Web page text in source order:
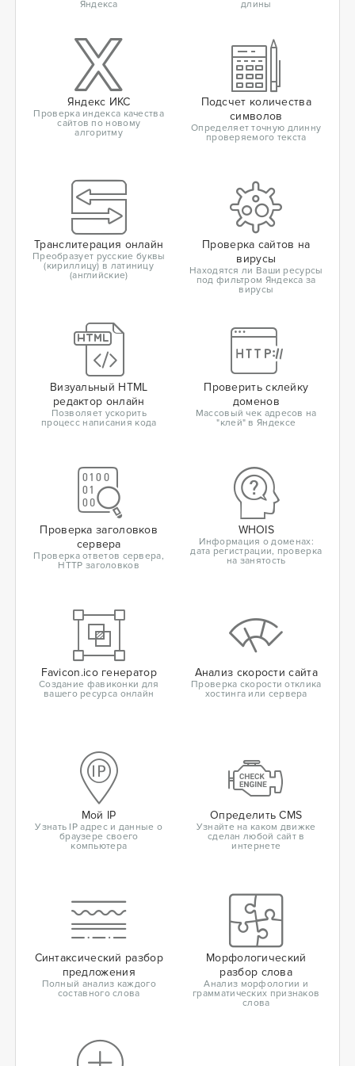
Яндекса
длины
Яндекс ИКС
Проверка индекса качества
сайтов по новому
алгоритму
Подсчет количества
символов
Определяет точную длинну
проверяемого текста
Транслитерация онлайн
Преобразует русские буквы
(кириллицу) в латиницу
(английские)
Проверка сайтов на
вирусы
Находятся ли Ваши ресурсы
под фильтром Яндекса за
вирусы
Визуальный HTML
редактор онлайн
Позволяет ускорить
процесс написания кода
Проверить склейку
доменов
Массовый чек адресов на
"клей" в Яндексе
Проверка заголовков
сервера
Проверка ответов сервера,
HTTP заголовков
WHOIS
Информация о доменах:
дата регистрации, проверка
на занятость
Favicon.ico генератор
Создание фавиконки для
вашего ресурса онлайн
Анализ скорости сайта
Проверка скорости отклика
хостинга или сервера
Мой IP
Узнать IP адрес и данные о
браузере своего
компьютера
Определить CMS
Узнайте на каком движке
сделан любой сайт в
интернете
Синтаксический разбор
предложения
Полный анализ каждого
составного слова
Морфологический
разбор слова
Анализ морфологии и
грамматических признаков
слова